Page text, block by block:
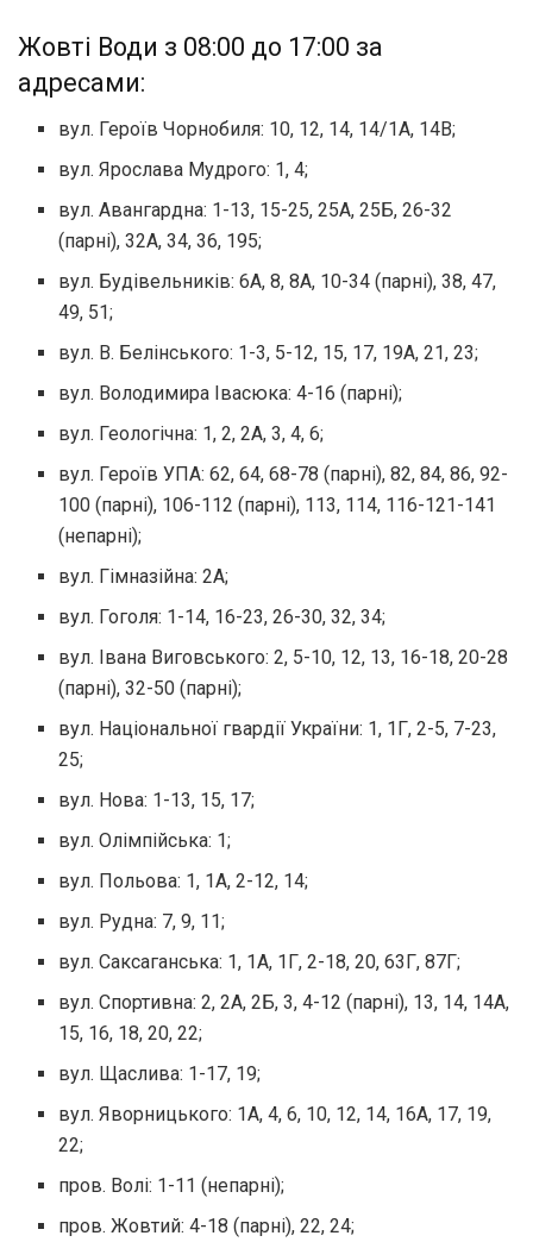
Жовті Води з 08:00 до 17:00 за
адресами:
вул. Героїв Чорнобиля: 10, 12, 14, 14/1А, 14В;
вул. Ярослава Мудрого: 1, 4;
вул. Авангардна: 1-13, 15-25, 25А, 25Б, 26-32
(парні), 32А, 34, 36, 195;
вул. Будівельників: 6А, 8, 8А, 10-34 (парні), 38, 47,
49, 51;
вул. В. Белінського: 1-3, 5-12, 15, 17, 19А, 21, 23;
вул. Володимира Івасюка: 4-16 (парні);
вул. Геологічна: 1, 2, 2А, 3, 4, 6;
вул. Героїв УПА: 62, 64, 68-78 (парні), 82, 84, 86, 92-
100 (парні), 106-112 (парні), 113, 114, 116-121-141
(непарні);
вул. Гімназійна: 2А;
вул. Гоголя: 1-14, 16-23, 26-30, 32, 34;
вул. Івана Виговського: 2, 5-10, 12, 13, 16-18, 20-28
(парні), 32-50 (парні);
вул. Національної гвардії України: 1, 1Г, 2-5, 7-23,
25;
вул. Нова: 1-13, 15, 17;
вул. Олімпійська: 1;
вул. Польова: 1, 1А, 2-12, 14;
вул. Рудна: 7, 9, 11;
вул. Саксаганська: 1, 1А, 1Г, 2-18, 20, 63Г, 87Г;
вул. Спортивна: 2, 2А, 2Б, 3, 4-12 (парні), 13, 14, 14А,
15, 16, 18, 20, 22;
вул. Щаслива: 1-17, 19;
вул. Яворницького: 1А, 4, 6, 10, 12, 14, 16А, 17, 19,
22;
пров. Волі: 1-11 (непарні);
пров. Жовтий: 4-18 (парні), 22, 24;